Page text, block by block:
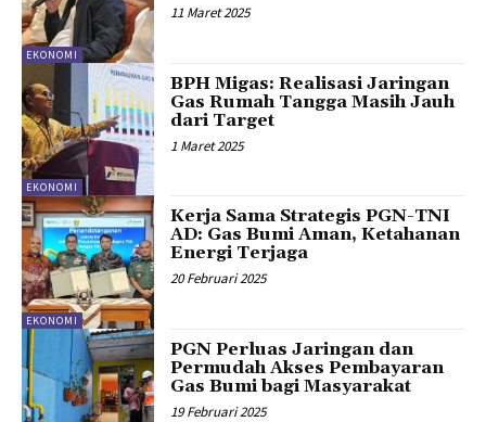
EKONOMI
11 Maret 2025
EKONOMI
BPH Migas: Realisasi Jaringan
Gas Rumah Tangga Masih Jauh
dari Target
1 Maret 2025
EKONOMI
Kerja Sama Strategis PGN-TNI
AD: Gas Bumi Aman, Ketahanan
Energi Terjaga
20 Februari 2025
PGN Perluas Jaringan dan
Permudah Akses Pembayaran
Gas Bumi bagi Masyarakat
19 Februari 2025